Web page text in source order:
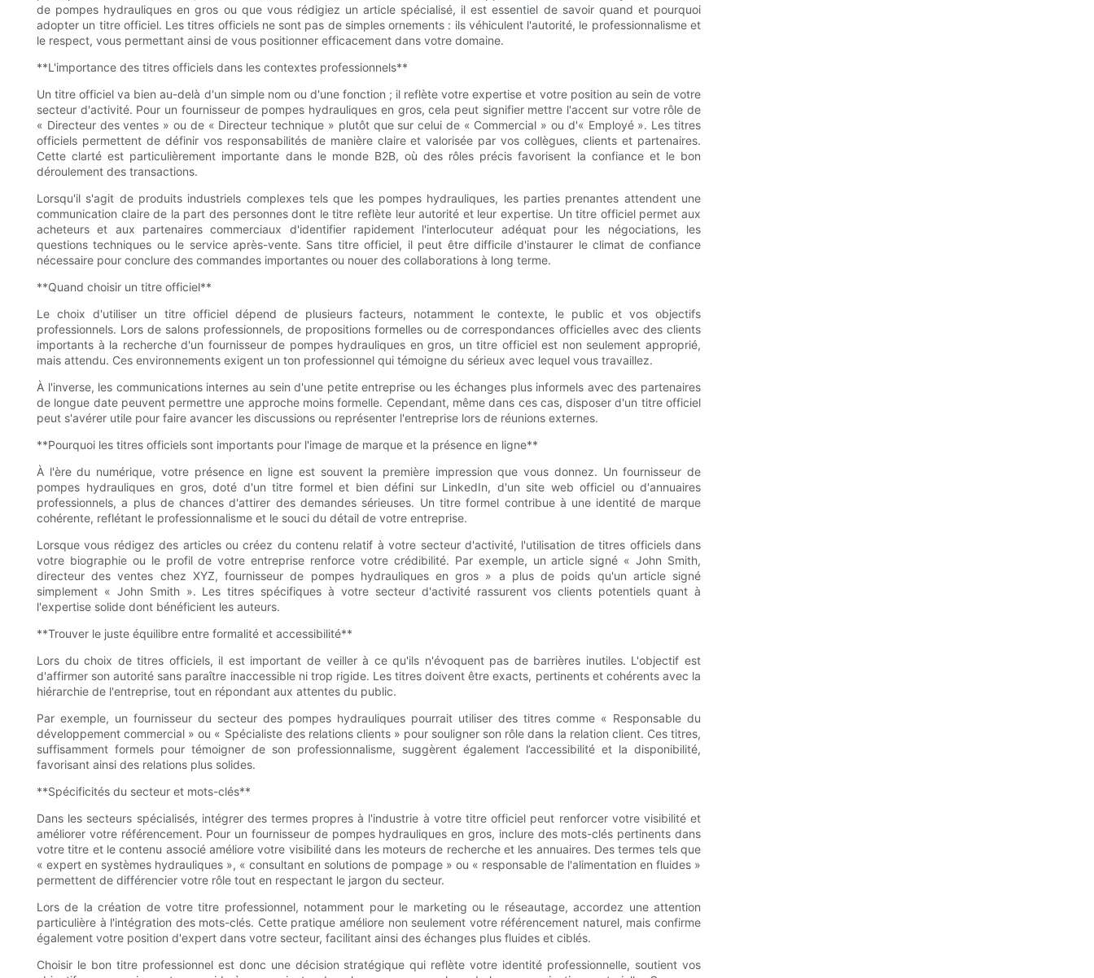
de pompes hydrauliques en gros ou que vous rédigiez un article spécialisé, il est essentiel de savoir quand et pourquoi
adopter un titre officiel. Les titres officiels ne sont pas de simples ornements : ils véhiculent l'autorité, le professionnalisme et
le respect, vous permettant ainsi de vous positionner efficacement dans votre domaine.
**L'importance des titres officiels dans les contextes professionnels**
Un titre officiel va bien au-delà d'un simple nom ou d'une fonction ; il reflète votre expertise et votre position au sein de votre
secteur d'activité. Pour un fournisseur de pompes hydrauliques en gros, cela peut signifier mettre l'accent sur votre rôle de
« Directeur des ventes » ou de « Directeur technique » plutôt que sur celui de « Commercial » ou d'« Employé ». Les titres
officiels permettent de définir vos responsabilités de manière claire et valorisée par vos collègues, clients et partenaires.
Cette clarté est particulièrement importante dans le monde B2B, où des rôles précis favorisent la confiance et le bon
déroulement des transactions.
Lorsqu'il s'agit de produits industriels complexes tels que les pompes hydrauliques, les parties prenantes attendent une
communication claire de la part des personnes dont le titre reflète leur autorité et leur expertise. Un titre officiel permet aux
acheteurs et aux partenaires commerciaux d'identifier rapidement l'interlocuteur adéquat pour les négociations, les
questions techniques ou le service après-vente. Sans titre officiel, il peut être difficile d'instaurer le climat de confiance
nécessaire pour conclure des commandes importantes ou nouer des collaborations à long terme.
**Quand choisir un titre officiel**
Le choix d'utiliser un titre officiel dépend de plusieurs facteurs, notamment le contexte, le public et vos objectifs
professionnels. Lors de salons professionnels, de propositions formelles ou de correspondances officielles avec des clients
importants à la recherche d'un fournisseur de pompes hydrauliques en gros, un titre officiel est non seulement approprié,
mais attendu. Ces environnements exigent un ton professionnel qui témoigne du sérieux avec lequel vous travaillez.
À l'inverse, les communications internes au sein d'une petite entreprise ou les échanges plus informels avec des partenaires
de longue date peuvent permettre une approche moins formelle. Cependant, même dans ces cas, disposer d'un titre officiel
peut s'avérer utile pour faire avancer les discussions ou représenter l'entreprise lors de réunions externes.
**Pourquoi les titres officiels sont importants pour l'image de marque et la présence en ligne**
À l'ère du numérique, votre présence en ligne est souvent la première impression que vous donnez. Un fournisseur de
pompes hydrauliques en gros, doté d'un titre formel et bien défini sur LinkedIn, d'un site web officiel ou d'annuaires
professionnels, a plus de chances d'attirer des demandes sérieuses. Un titre formel contribue à une identité de marque
cohérente, reflétant le professionnalisme et le souci du détail de votre entreprise.
Lorsque vous rédigez des articles ou créez du contenu relatif à votre secteur d'activité, l'utilisation de titres officiels dans
votre biographie ou le profil de votre entreprise renforce votre crédibilité. Par exemple, un article signé « John Smith,
directeur des ventes chez XYZ, fournisseur de pompes hydrauliques en gros » a plus de poids qu'un article signé
simplement « John Smith ». Les titres spécifiques à votre secteur d'activité rassurent vos clients potentiels quant à
l'expertise solide dont bénéficient les auteurs.
**Trouver le juste équilibre entre formalité et accessibilité**
Lors du choix de titres officiels, il est important de veiller à ce qu'ils n'évoquent pas de barrières inutiles. L'objectif est
d'affirmer son autorité sans paraître inaccessible ni trop rigide. Les titres doivent être exacts, pertinents et cohérents avec la
hiérarchie de l'entreprise, tout en répondant aux attentes du public.
Par exemple, un fournisseur du secteur des pompes hydrauliques pourrait utiliser des titres comme « Responsable du
développement commercial » ou « Spécialiste des relations clients » pour souligner son rôle dans la relation client. Ces titres,
suffisamment formels pour témoigner de son professionnalisme, suggèrent également l’accessibilité et la disponibilité,
favorisant ainsi des relations plus solides.
**Spécificités du secteur et mots-clés**
Dans les secteurs spécialisés, intégrer des termes propres à l'industrie à votre titre officiel peut renforcer votre visibilité et
améliorer votre référencement. Pour un fournisseur de pompes hydrauliques en gros, inclure des mots-clés pertinents dans
votre titre et le contenu associé améliore votre visibilité dans les moteurs de recherche et les annuaires. Des termes tels que
« expert en systèmes hydrauliques », « consultant en solutions de pompage » ou « responsable de l'alimentation en fluides »
permettent de différencier votre rôle tout en respectant le jargon du secteur.
Lors de la création de votre titre professionnel, notamment pour le marketing ou le réseautage, accordez une attention
particulière à l'intégration des mots-clés. Cette pratique améliore non seulement votre référencement naturel, mais confirme
également votre position d'expert dans votre secteur, facilitant ainsi des échanges plus fluides et ciblés.
Choisir le bon titre professionnel est donc une décision stratégique qui reflète votre identité professionnelle, soutient vos